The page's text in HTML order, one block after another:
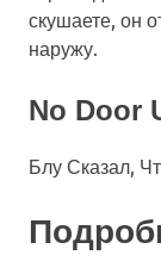
скушаете, он
наружу.
No Door
Блу Сказал,